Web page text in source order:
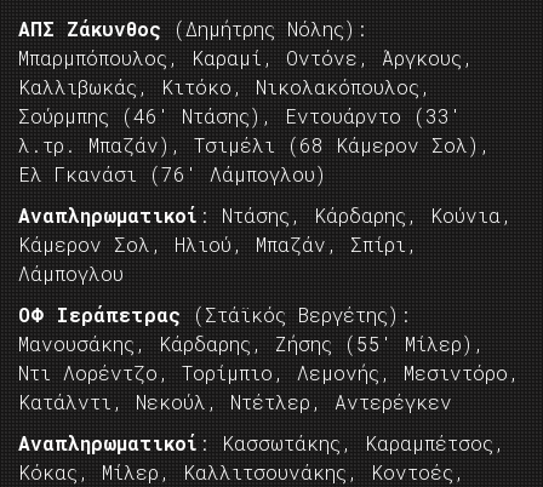
ΑΠΣ Ζάκυνθος (Δημήτρης Νόλης):
Μπαρμπόπουλος, Καραμί, Οντόνε, Άργκους,
Καλλιβωκάς, Κιτόκο, Νικολακόπουλος,
Σούρμπης (46′ Ντάσης), Εντουάρντο (33′
λ.τρ. Μπαζάν), Τσιμέλι (68 Κάμερον Σολ),
Ελ Γκανάσι (76′ Λάμπογλου)
Αναπληρωματικοί : Ντάσης, Κάρδαρης, Κούνια,
Κάμερον Σολ, Ηλιού, Μπαζάν, Σπίρι,
Λάμπογλου
ΟΦ Ιεράπετρας (Στάϊκός Βεργέτης):
Μανουσάκης, Κάρδαρης, Ζήσης (55′ Μίλερ),
Ντι Λορέντζο, Τορίμπιο, Λεμονής, Μεσιντόρο,
Κατάλντι, Νεκούλ, Ντέτλερ, Αντερέγκεν
Αναπληρωματικοί : Κασσωτάκης, Καραμπέτσος,
Κόκας, Μίλερ, Καλλιτσουνάκης, Κοντοές,